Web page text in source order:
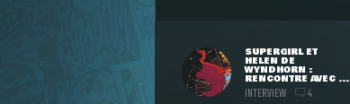
SUPERGIRL ET
HELEN DE
WYNDHORN :
RENCONTRE AVEC ...
INTERVIEW 4